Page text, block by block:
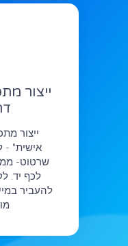
ייצור
ייצור
אישית" -
שרטוט-
לכף יד.
להעביר